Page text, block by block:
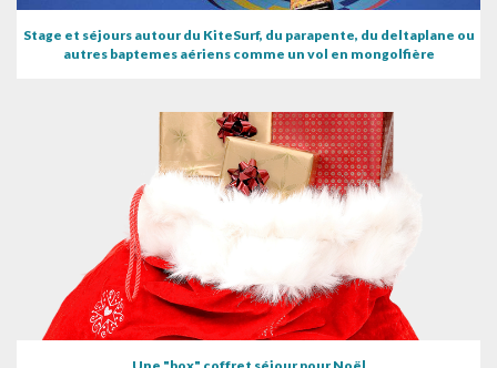
Stage et séjours autour du KiteSurf, du parapente, du deltaplane ou
autres baptemes aériens comme un vol en mongolfière